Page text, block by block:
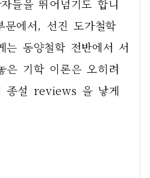
들을 뛰어넘기도 합니
에서, 선진 도가철학
는 동양철학 전반에서 서
은 기학 이론은 오히려
종설 reviews 을 낳게